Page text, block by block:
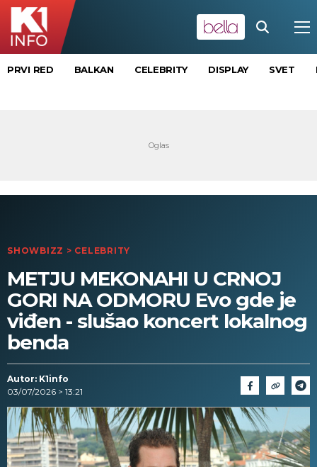
PRVI RED BALKAN CELEBRITY DISPLAY SVET
SHOWBIZZ > CELEBRITY
METJU MEKONAHI U CRNOJ
GORI NA ODMORU Evo gde je
viđen - slušao koncert lokalnog
benda
Autor: K1info
03/07/2026 > 13:21